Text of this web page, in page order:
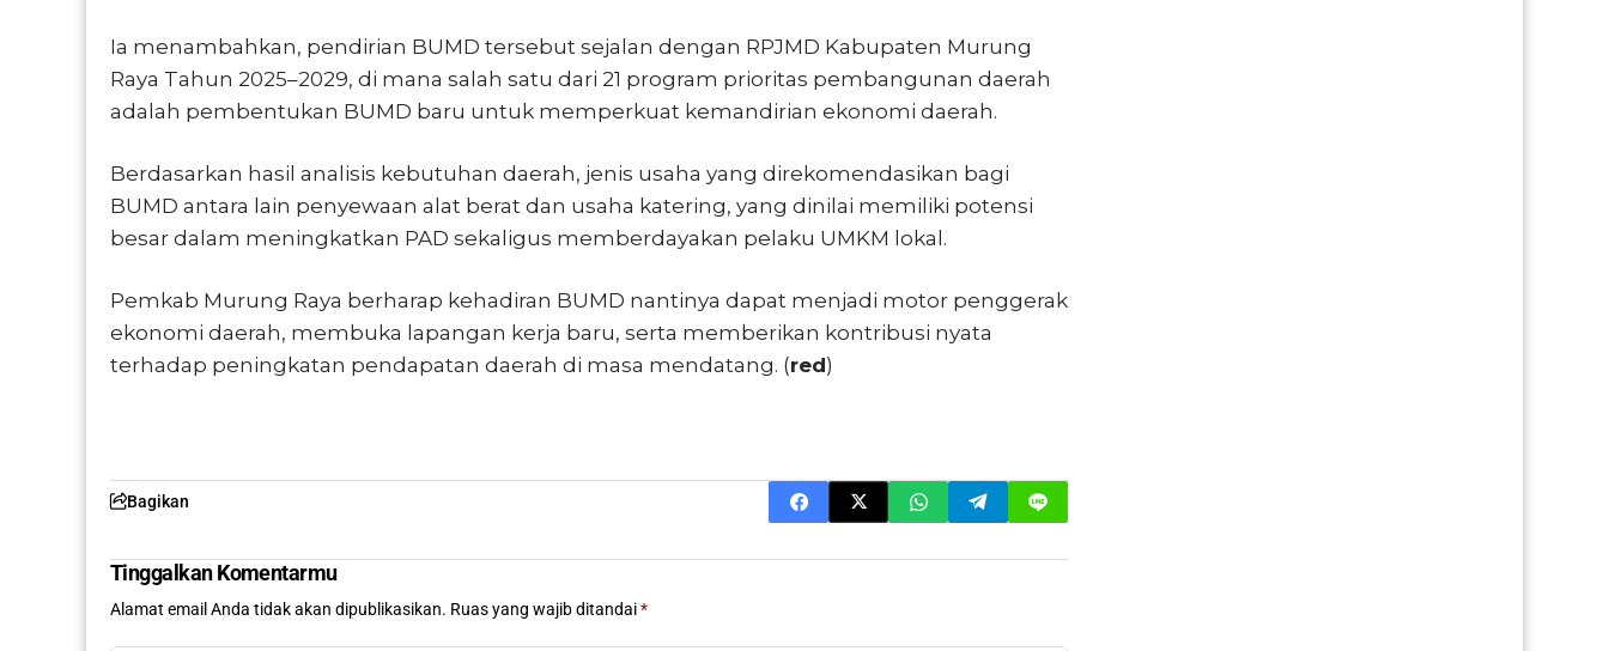
Ia menambahkan, pendirian BUMD tersebut sejalan dengan RPJMD Kabupaten Murung
Raya Tahun 2025–2029, di mana salah satu dari 21 program prioritas pembangunan daerah
adalah pembentukan BUMD baru untuk memperkuat kemandirian ekonomi daerah.
Berdasarkan hasil analisis kebutuhan daerah, jenis usaha yang direkomendasikan bagi
BUMD antara lain penyewaan alat berat dan usaha katering, yang dinilai memiliki potensi
besar dalam meningkatkan PAD sekaligus memberdayakan pelaku UMKM lokal.
Pemkab Murung Raya berharap kehadiran BUMD nantinya dapat menjadi motor penggerak
ekonomi daerah, membuka lapangan kerja baru, serta memberikan kontribusi nyata
terhadap peningkatan pendapatan daerah di masa mendatang. (red)
Bagikan
Tinggalkan Komentarmu
Alamat email Anda tidak akan dipublikasikan. Ruas yang wajib ditandai*